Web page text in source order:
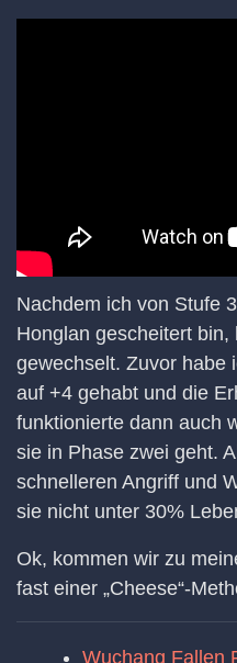
Nachdem ich von Stufe
Honglan gescheitert
gewechselt. Zuvor habe
auf +4 gehabt und die
funktionierte dann auch
sie in Phase zwei geht.
schnelleren Angriff und
sie nicht unter 30%
Ok, kommen wir zu
fast einer „Cheese“-
Wuchang Fallen